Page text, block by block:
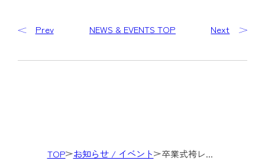
Prev NEWS & EVENTS TOP Next
TOP お知らせ / イベント 卒業式袴レ...